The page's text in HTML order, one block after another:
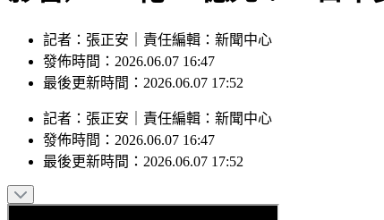
記者：張正安｜責任編輯：新聞中心
發佈時間：2026.06.07 16:47
最後更新時間：2026.06.07 17:52
記者 ： 張正安 責任編輯 ： 新聞中心
發佈時間： 2026.06.07 16:47
最後更新時間： 2026.06.07 17:52